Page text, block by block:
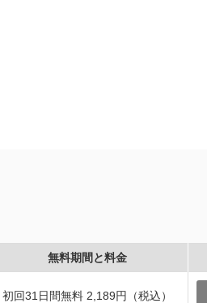
無料期間と料金
初回31日間無料 2,189円（税込）